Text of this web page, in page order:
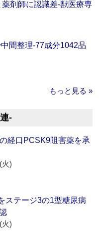
剤師に認識差‐獣医療専
間整理‐77成分1042品
もっと見る »
‐
経口PCSK9阻害薬を承
火)
ステージ3の1型糖尿病
火)